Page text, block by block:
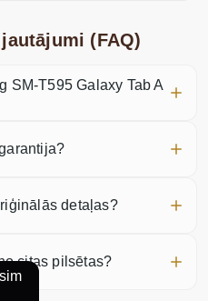
(FAQ)
SM-T595 Galaxy Tab A
detaļas?
citas pilsētas?